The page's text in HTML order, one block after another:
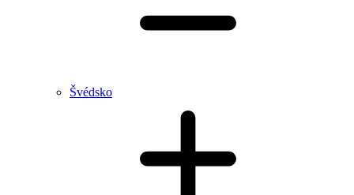
Švédsko